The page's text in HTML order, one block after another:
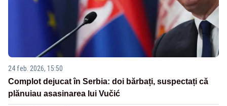
24 feb. 2026, 15:50
Complot dejucat în Serbia: doi bărbați, suspectați că
plănuiau asasinarea lui Vučić